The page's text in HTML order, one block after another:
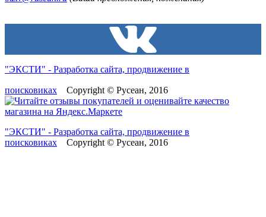
"ЭКСТИ" - Разработка сайта, продвижение в
поисковиках Copyright © Русеан, 2016
"ЭКСТИ" - Разработка сайта, продвижение в
поисковиках Copyright © Русеан, 2016